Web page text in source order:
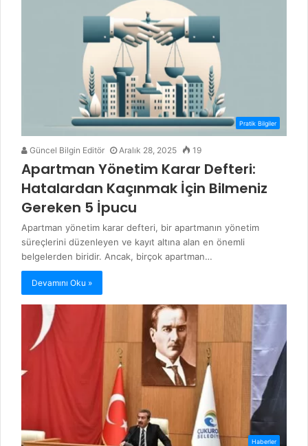
Pratik Bilgiler
Güncel Bilgin Editör Aralık 28, 2025 19
Apartman Yönetim Karar Defteri:
Hatalardan Kaçınmak İçin Bilmeniz
Gereken 5 İpucu
Apartman yönetim karar defteri, bir apartmanın yönetim
süreçlerini düzenleyen ve kayıt altına alan en önemli
belgelerden biridir. Ancak, birçok apartman…
Devamını Oku »
Haberler